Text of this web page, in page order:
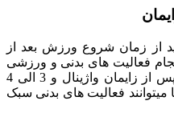
از زمان شروع ورزش بعد از
فعالیت های بدنی و ورزشی
به تدریج آغاز شود. یک تا دو هفته پس از زایمان واژینال و 3 الی 4
فعالیت های بدنی سبک